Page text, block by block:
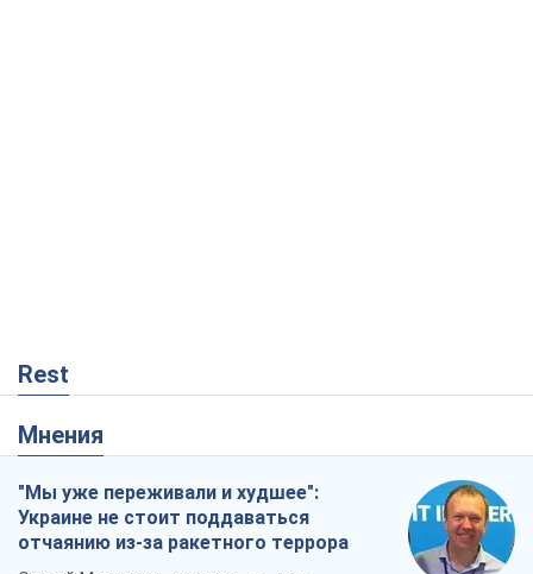
Rest
Мнения
"Мы уже переживали и худшее":
Украине не стоит поддаваться
отчаянию из-за ракетного террора